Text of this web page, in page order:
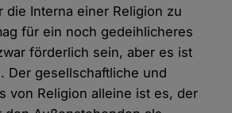
die Interna einer Religion zu
für ein noch gedeihlicheres
förderlich sein, aber es ist
Der gesellschaftliche und
von Religion alleine ist es, der